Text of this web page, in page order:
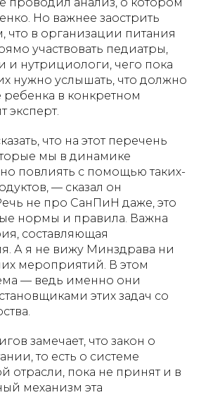
Но важнее заострить
что в организации питания
участвовать педиатры,
и нутрициологи, чего пока
нужно услышать, что должно
ребенка в конкретном
эксперт.
что на этот перечень
мы в динамике
повлиять с помощью таких-
— сказал он
не про СанПиН даже, это
нормы и правила. Важна
составляющая
А я не вижу Минздрава ни
мероприятий. В этом
— ведь именно они
этих задач со
замечает, что закон о
то есть о системе
отрасли, пока не принят и в
механизм эта